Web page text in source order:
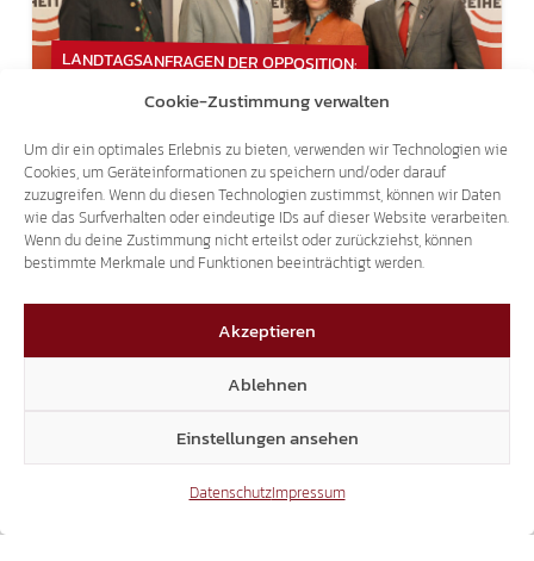
Cookie-Zustimmung verwalten
Um dir ein optimales Erlebnis zu bieten, verwenden wir Technologien wie
Cookies, um Geräteinformationen zu speichern und/oder darauf
zuzugreifen. Wenn du diesen Technologien zustimmst, können wir Daten
wie das Surfverhalten oder eindeutige IDs auf dieser Website verarbeiten.
Wenn du deine Zustimmung nicht erteilst oder zurückziehst, können
bestimmte Merkmale und Funktionen beeinträchtigt werden.
Akzeptieren
Ablehnen
Einstellungen ansehen
DatenschutzImpressum
LANDTAGSANFRAGEN DER OPPOSITION:
ABGEWIMMELT, NICHT BEANTWORTET – ES
REICHT!
29.04.2026
GRATIS-WOHNUNGEN FÜR AUSLÄNDER
AUSWERTUNG NACH GEMEINDEN: GROSSE B
ETEILIGUNG IM GANZEN LAND